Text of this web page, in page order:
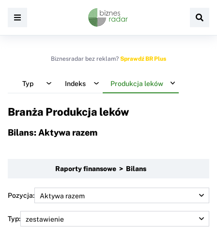
Biznesradar bez reklam? Sprawdź BR Plus
Typ Indeks Produkcja leków
Branża Produkcja leków
Bilans: Aktywa razem
Raporty finansowe > Bilans
Pozycja:
Typ: